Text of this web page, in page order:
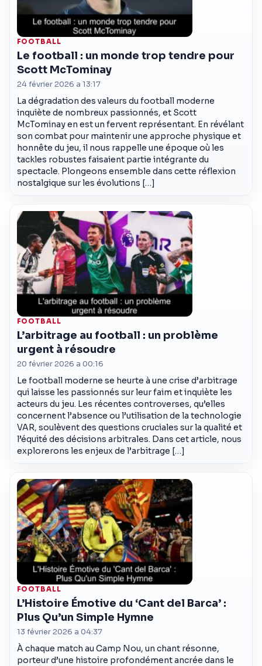
FOOTBALL
Le football : un monde trop tendre pour
Scott McTominay
24 février 2026 a 13:17
La dégradation des valeurs du football moderne
inquiète de nombreux passionnés, et Scott
McTominay en est un fervent représentant. En révélant
son combat pour maintenir une approche physique et
honnête du jeu, il nous rappelle une époque où les
tackles robustes faisaient partie intégrante du
spectacle. Plongeons ensemble dans cette réflexion
nostalgique sur les évolutions […]
FOOTBALL
L’arbitrage au football : un problème
urgent à résoudre
20 février 2026 a 00:16
Le football moderne se heurte à une crise d’arbitrage
qui laisse les passionnés sur leur faim et inquiète les
acteurs du jeu. Les récentes controverses, qu’elles
concernent l’absence ou l’utilisation de la technologie
VAR, soulèvent des questions cruciales sur la qualité et
l’équité des décisions arbitrales. Dans cet article, nous
explorerons les enjeux de l’arbitrage […]
FOOTBALL
L’Histoire Émotive du ‘Cant del Barca’ :
Plus Qu’un Simple Hymne
13 février 2026 a 04:37
À chaque match au Camp Nou, un chant résonne,
porteur d’une histoire profondément ancrée dans le